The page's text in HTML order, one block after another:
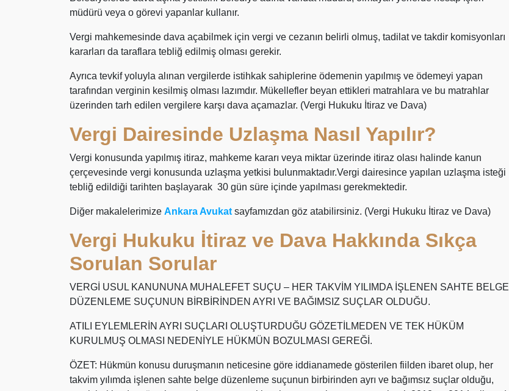
müdürü veya o görevi yapanlar kullanır.
Vergi mahkemesinde dava açabilmek için vergi ve cezanın belirli olmuş, tadilat ve takdir komisyonları
kararları da taraflara tebliğ edilmiş olması gerekir.
Ayrıca tevkif yoluyla alınan vergilerde istihkak sahiplerine ödemenin yapılmış ve ödemeyi yapan
tarafından verginin kesilmiş olması lazımdır. Mükellefler beyan ettikleri matrahlara ve bu matrahlar
üzerinden tarh edilen vergilere karşı dava açamazlar. (Vergi Hukuku İtiraz ve Dava)
Vergi Dairesinde Uzlaşma Nasıl Yapılır?
Vergi konusunda yapılmış itiraz, mahkeme kararı veya miktar üzerinde itiraz olası halinde kanun
çerçevesinde vergi konusunda uzlaşma yetkisi bulunmaktadır.Vergi dairesince yapılan uzlaşma isteği
tebliğ edildiği tarihten başlayarak 30 gün süre içinde yapılması gerekmektedir.
Diğer makalelerimize Ankara Avukat sayfamızdan göz atabilirsiniz. (Vergi Hukuku İtiraz ve Dava)
Vergi Hukuku İtiraz ve Dava Hakkında Sıkça
Sorulan Sorular
VERGİ USUL KANUNUNA MUHALEFET SUÇU – HER TAKVİM YILIMDA İŞLENEN SAHTE BELGE
DÜZENLEME SUÇUNUN BİRBİRİNDEN AYRI VE BAĞIMSIZ SUÇLAR OLDUĞU.
ATILI EYLEMLERİN AYRI SUÇLARI OLUŞTURDUĞU GÖZETİLMEDEN VE TEK HÜKÜM
KURULMUŞ OLMASI NEDENİYLE HÜKMÜN BOZULMASI GEREĞİ.
ÖZET: Hükmün konusu duruşmanın neticesine göre iddianamede gösterilen fiilden ibaret olup, her
takvim yılımda işlenen sahte belge düzenleme suçunun birbirinden ayrı ve bağımsız suçlar olduğu,